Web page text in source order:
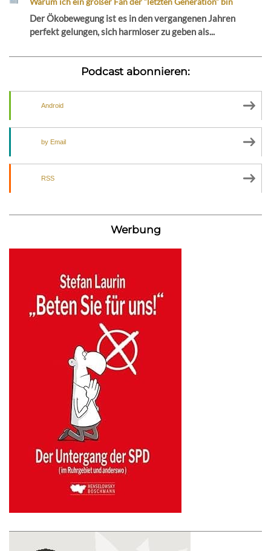
Der Ökobewegung ist es in den vergangenen Jahren
perfekt gelungen, sich harmloser zu geben als...
Podcast abonnieren:
Android
by Email
RSS
Werbung